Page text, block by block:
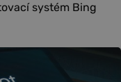
systém Bing